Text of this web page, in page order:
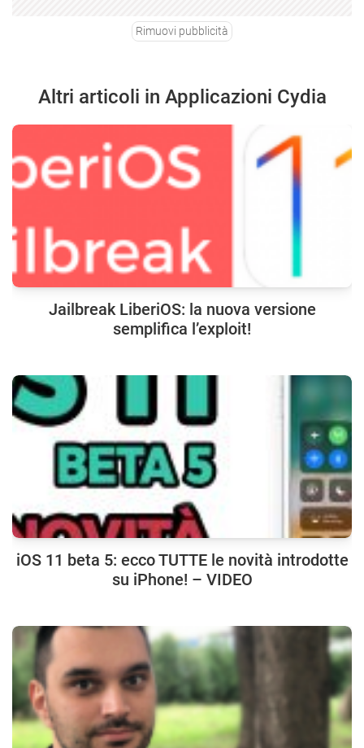
Rimuovi pubblicità
Altri articoli in Applicazioni Cydia
Jailbreak LiberiOS: la nuova versione
semplifica l’exploit!
iOS 11 beta 5: ecco TUTTE le novità introdotte
su iPhone! – VIDEO